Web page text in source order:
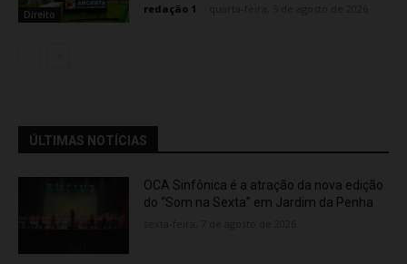
Direito redação 1
ÚLTIMAS NOTÍCIAS
OCA Sinfônica é a atração da nova edição
do “Som na Sexta” em Jardim da Penha